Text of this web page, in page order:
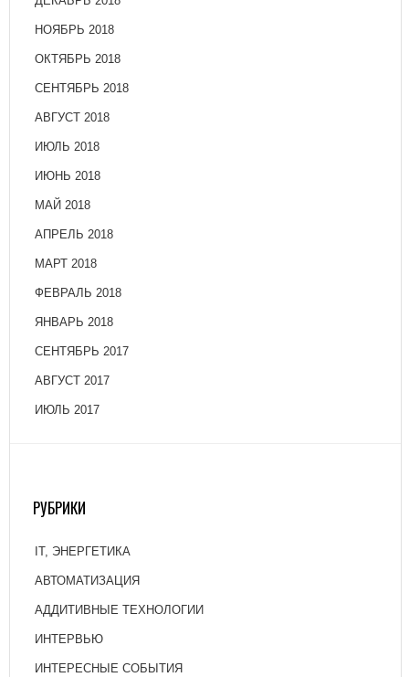
НОЯБРЬ 2018
ОКТЯБРЬ 2018
СЕНТЯБРЬ 2018
АВГУСТ 2018
ИЮЛЬ 2018
ИЮНЬ 2018
МАЙ 2018
АПРЕЛЬ 2018
МАРТ 2018
ФЕВРАЛЬ 2018
ЯНВАРЬ 2018
СЕНТЯБРЬ 2017
АВГУСТ 2017
ИЮЛЬ 2017
РУБРИКИ
IT, ЭНЕРГЕТИКА
АВТОМАТИЗАЦИЯ
АДДИТИВНЫЕ ТЕХНОЛОГИИ
ИНТЕРВЬЮ
ИНТЕРЕСНЫЕ СОБЫТИЯ